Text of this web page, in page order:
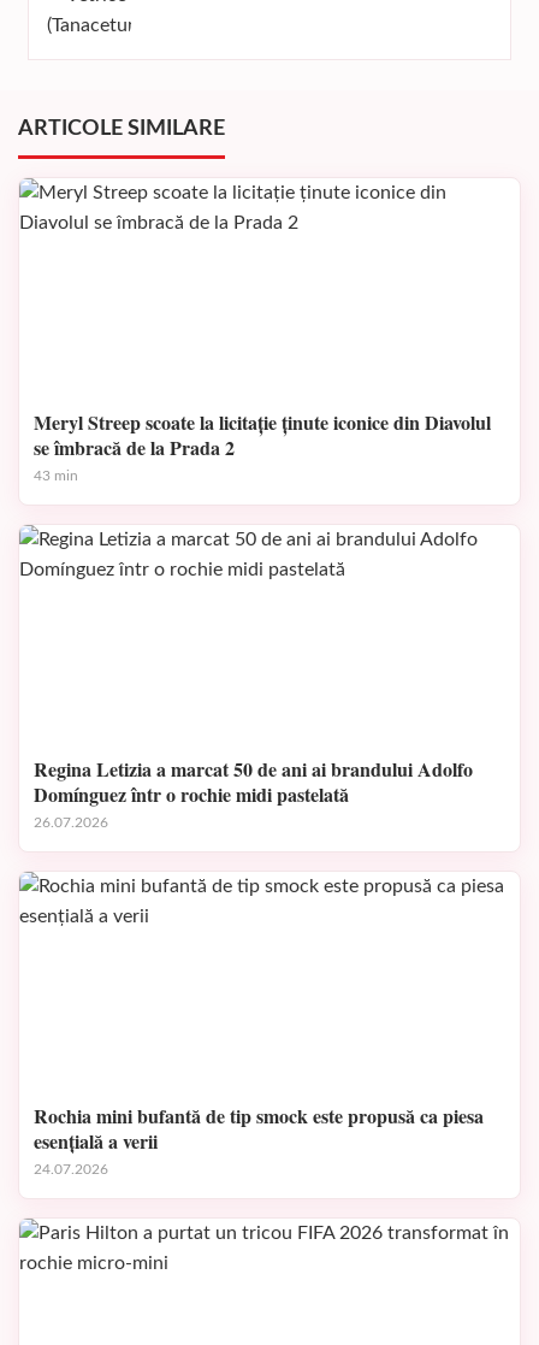
ARTICOLE SIMILARE
Meryl Streep scoate la licitație ținute iconice din Diavolul
se îmbracă de la Prada 2
43 min
Regina Letizia a marcat 50 de ani ai brandului Adolfo
Domínguez într o rochie midi pastelată
26.07.2026
Rochia mini bufantă de tip smock este propusă ca piesa
esențială a verii
24.07.2026